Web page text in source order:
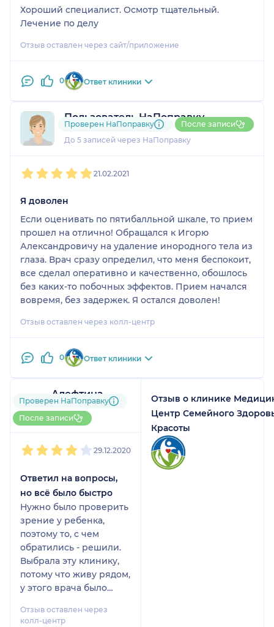
Хороший специалист. Осмотр тщательный.
Лечение по делу
Отзыв оставлен через сайт/приложение
0 Ответ клиники
Пользователь НаПоправку
1 отзыв
До 5 записей через НаПоправку
Проверен НаПоправку После записи
21.02.2021
Я доволен
Если оценивать по пятибалльной шкале, то прием
прошел на отлично! Обращался к Игорю
Александровичу на удаление инородного тела из
глаза. Врач сразу определил, что меня беспокоит,
все сделал оперативно и качественно, обошлось
без каких-то побочных эффектов. Прием начался
вовремя, без задержек. Я остался доволен!
Отзыв оставлен через колл-центр
0 Ответ клиники
Алефтина
До 5 записей через
НаПоправку
Проверен НаПоправку
После записи
29.12.2020
Ответил на вопросы,
но всё было быстро
Нужно было проверить
зрение у ребенка,
поэтому то, с чем
обратились - решили.
Выбрала эту клинику,
потому что живу рядом,
у этого врача было
записи, и у него самого
Отзыв оставлен через
колл-центр
Отзыв о клинике
Центр Семейного
Красоты